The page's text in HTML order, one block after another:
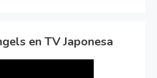
en TV Japonesa